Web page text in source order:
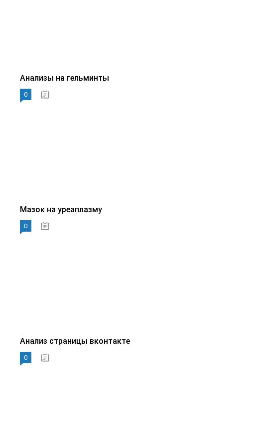
Анализы на гельминты
0
Мазок на уреаплазму
0
Анализ страницы вконтакте
0